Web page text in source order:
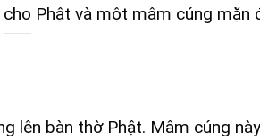
Phật và một mâm cúng mặn
lên bàn thờ Phật. Mâm cúng